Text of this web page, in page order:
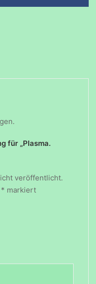
für „Plasma.
veröffentlicht.
* markiert